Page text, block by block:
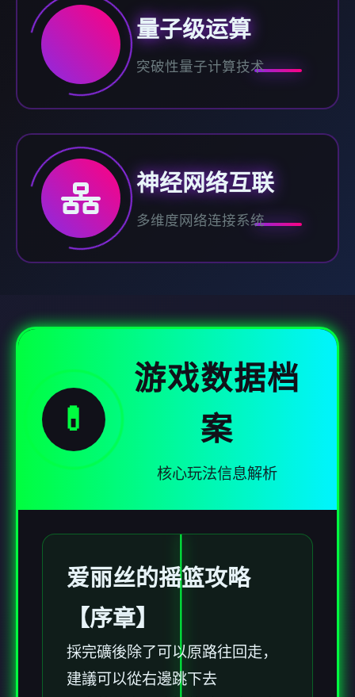
量子级运算
突破性量子计算技术
神经网络互联
多维度网络连接系统
💊
游戏数据档
案
核心玩法信息解析
爱丽丝的摇篮攻略
【序章】
採完礦後除了可以原路往回走，
建議可以從右邊跳下去